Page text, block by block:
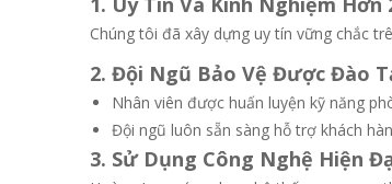
Chúng tôi đã xây dựng uy tín vững chắc
2. Đội Ngũ Bảo Vệ Được Đào
Nhân viên được huấn luyện kỹ năng
Đội ngũ luôn sẵn sàng hỗ trợ khách
3. Sử Dụng Công Nghệ Hiện